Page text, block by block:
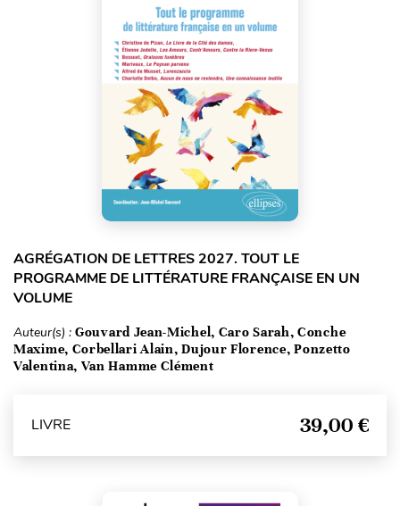
AGRÉGATION DE LETTRES 2027. TOUT LE
PROGRAMME DE LITTÉRATURE FRANÇAISE EN UN
VOLUME
Auteur(s) : Gouvard Jean-Michel, Caro Sarah, Conche
Maxime, Corbellari Alain, Dujour Florence, Ponzetto
Valentina, Van Hamme Clément
LIVRE 39,00 €